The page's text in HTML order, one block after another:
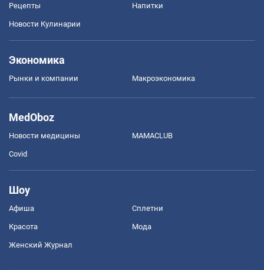
Рецепты Напитки
Новости Кулинарии
Экономика
Рынки и компании Mакроэкономика
MedOboz
Новости медицины MAMACLUB
Covid
Шоу
Афиша Сплетни
Красота Мода
Женский Журнал